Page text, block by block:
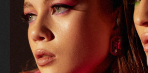
НАПИШИТЕ МНЕ ДЛЯ
ПЕРСОНАЛЬНОЙ
КОНСУЛЬТАЦИИ